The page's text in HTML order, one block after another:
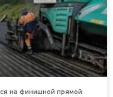
на финишной прямой